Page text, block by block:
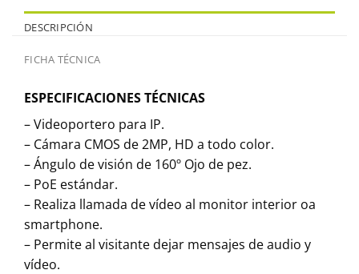
DESCRIPCIÓN
FICHA TÉCNICA
ESPECIFICACIONES TÉCNICAS
– Videoportero para IP.
– Cámara CMOS de 2MP, HD a todo color.
– Ángulo de visión de 160º Ojo de pez.
– PoE estándar.
– Realiza llamada de vídeo al monitor interior oa
smartphone.
– Permite al visitante dejar mensajes de audio y
vídeo.